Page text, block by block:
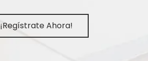
¡Regístrate Ahora!